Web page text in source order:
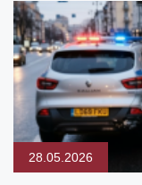
28.05.2026